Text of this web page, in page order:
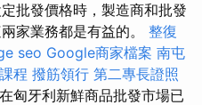
批發價格時，製造商和批發
家業務都是有益的。 整復
seo Google商家檔案 南屯
程 撥筋領行 第二專長證照
匈牙利新鮮商品批發市場已